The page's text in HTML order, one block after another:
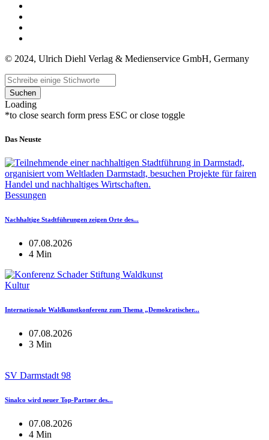
© 2024, Ulrich Diehl Verlag & Medienservice GmbH, Germany
Suchen
Loading
*to close search form press ESC or close toggle
Das Neuste
Bessungen
Nachhaltige Stadtführungen zeigen Orte des...
07.08.2026
4 Min
Kultur
Internationale Waldkunstkonferenz zum Thema „Demokratischer...
07.08.2026
3 Min
SV Darmstadt 98
Sinalco wird neuer Top-Partner des...
07.08.2026
4 Min